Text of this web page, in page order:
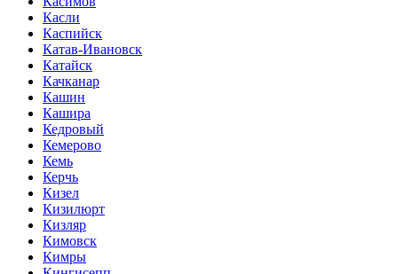
Касли
Каспийск
Катав-Ивановск
Катайск
Качканар
Кашин
Кашира
Кедровый
Кемерово
Кемь
Керчь
Кизел
Кизилюрт
Кизляр
Кимовск
Кимры